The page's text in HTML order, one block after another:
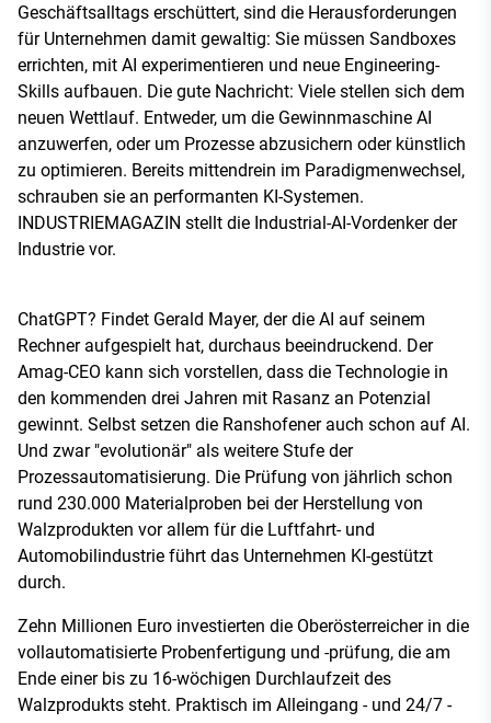
Geschäftsalltags erschüttert, sind die Herausforderungen
für Unternehmen damit gewaltig: Sie müssen Sandboxes
errichten, mit AI experimentieren und neue Engineering-
Skills aufbauen. Die gute Nachricht: Viele stellen sich dem
neuen Wettlauf. Entweder, um die Gewinnmaschine AI
anzuwerfen, oder um Prozesse abzusichern oder künstlich
zu optimieren. Bereits mittendrein im Paradigmenwechsel,
schrauben sie an performanten KI-Systemen.
INDUSTRIEMAGAZIN stellt die Industrial-AI-Vordenker der
Industrie vor.
ChatGPT? Findet Gerald Mayer, der die AI auf seinem
Rechner aufgespielt hat, durchaus beeindruckend. Der
Amag-CEO kann sich vorstellen, dass die Technologie in
den kommenden drei Jahren mit Rasanz an Potenzial
gewinnt. Selbst setzen die Ranshofener auch schon auf AI.
Und zwar "evolutionär" als weitere Stufe der
Prozessautomatisierung. Die Prüfung von jährlich schon
rund 230.000 Materialproben bei der Herstellung von
Walzprodukten vor allem für die Luftfahrt- und
Automobilindustrie führt das Unternehmen KI-gestützt
durch.
Zehn Millionen Euro investierten die Oberösterreicher in die
vollautomatisierte Probenfertigung und -prüfung, die am
Ende einer bis zu 16-wöchigen Durchlaufzeit des
Walzprodukts steht. Praktisch im Alleingang - und 24/7 -